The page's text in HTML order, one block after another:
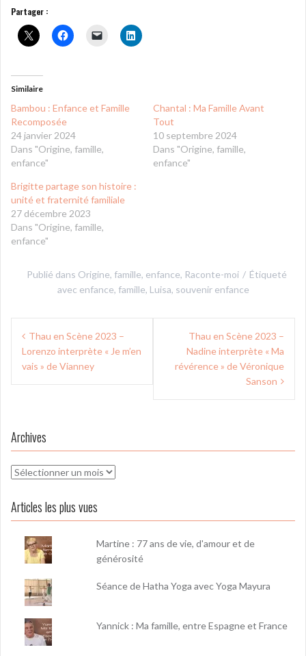
Partager :
Similaire
Bambou : Enfance et Famille
Recomposée
24 janvier 2024
Dans "Origine, famille,
enfance"
Chantal : Ma Famille Avant
Tout
10 septembre 2024
Dans "Origine, famille,
enfance"
Brigitte partage son histoire :
unité et fraternité familiale
27 décembre 2023
Dans "Origine, famille,
enfance"
Publié dans Origine, famille, enfance, Raconte-moi
Étiqueté
avec enfance, famille, Luisa, souvenir enfance
Navigation
de
l’article
Thau en Scène 2023 –
Lorenzo interprète « Je m’en
vais » de Vianney
Thau en Scène 2023 –
Nadine interprète « Ma
révérence » de Véronique
Sanson
Archives
Archives
Articles les plus vues
Martine : 77 ans de vie, d'amour et de
générosité
Séance de Hatha Yoga avec Yoga Mayura
Yannick : Ma famille, entre Espagne et France